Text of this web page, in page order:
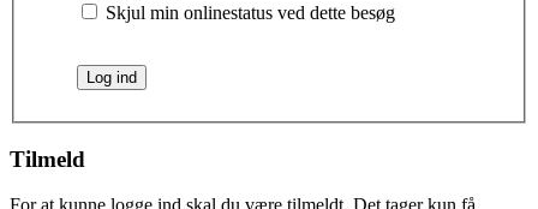
Skjul min onlinestatus ved dette besøg
Tilmeld